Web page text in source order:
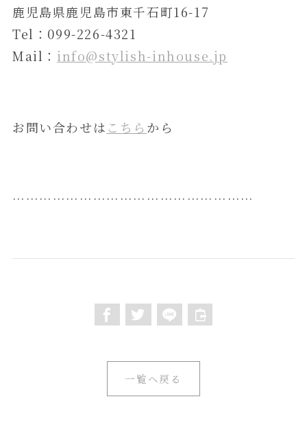
鹿児島県鹿児島市東千石町16-17
Tel：099-226-4321
Mail： info@stylish-inhouse.jp
お問い合わせは こちら から
………………………………………………
一覧へ戻る